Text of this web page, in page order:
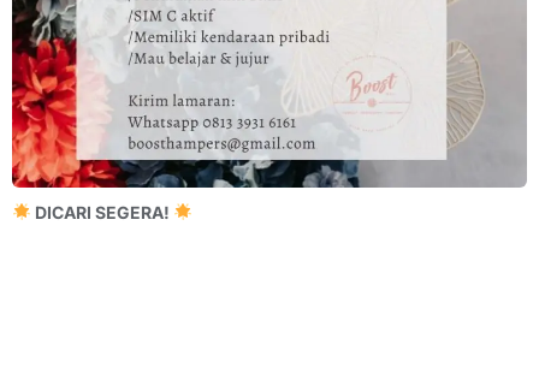
DICARI SEGERA!